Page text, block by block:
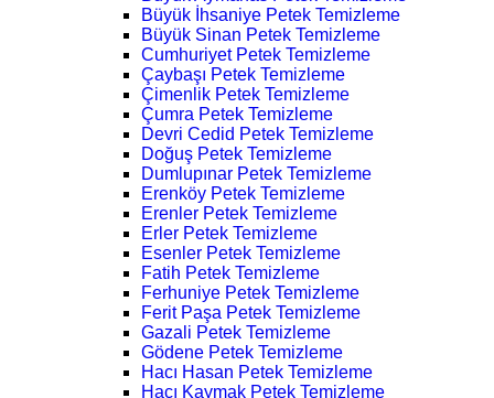
Büyük İhsaniye Petek Temizleme
Büyük Sinan Petek Temizleme
Cumhuriyet Petek Temizleme
Çaybaşı Petek Temizleme
Çimenlik Petek Temizleme
Çumra Petek Temizleme
Devri Cedid Petek Temizleme
Doğuş Petek Temizleme
Dumlupınar Petek Temizleme
Erenköy Petek Temizleme
Erenler Petek Temizleme
Erler Petek Temizleme
Esenler Petek Temizleme
Fatih Petek Temizleme
Ferhuniye Petek Temizleme
Ferit Paşa Petek Temizleme
Gazali Petek Temizleme
Gödene Petek Temizleme
Hacı Hasan Petek Temizleme
Hacı Kaymak Petek Temizleme